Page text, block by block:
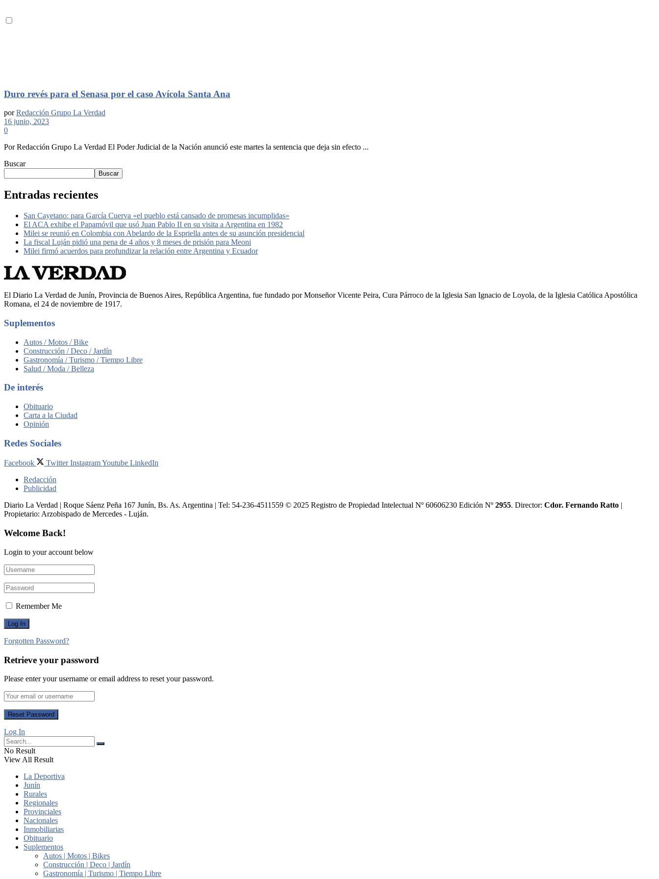
Duro revés para el Senasa por el caso Avícola Santa Ana
por Redacción Grupo La Verdad
16 junio, 2023
0
Por Redacción Grupo La Verdad El Poder Judicial de la Nación anunció este martes la sentencia que deja sin efecto ...
Buscar
Buscar
Entradas recientes
San Cayetano: para García Cuerva «el pueblo está cansado de promesas incumplidas»
El ACA exhibe el Papamóvil que usó Juan Pablo II en su visita a Argentina en 1982
Milei se reunió en Colombia con Abelardo de la Espriella antes de su asunción presidencial
La fiscal Luján pidió una pena de 4 años y 8 meses de prisión para Meoni
Milei firmó acuerdos para profundizar la relación entre Argentina y Ecuador
El Diario La Verdad de Junín, Provincia de Buenos Aires, República Argentina, fue fundado por Monseñor Vicente Peira, Cura Párroco de la Iglesia San Ignacio de Loyola, de la Iglesia Católica Apostólica
Romana, el 24 de noviembre de 1917.
Suplementos
Autos / Motos / Bike
Construcción / Deco / Jardín
Gastronomía / Turismo / Tiempo Libre
Salud / Moda / Belleza
De interés
Obituario
Carta a la Ciudad
Opinión
Redes Sociales
Facebook Twitter InstagramYoutube LinkedIn
Redacción
Publicidad
Diario La Verdad | Roque Sáenz Peña 167 Junín, Bs. As. Argentina | Tel: 54-236-4511559 © 2025 Registro de Propiedad Intelectual Nº 60606230 Edición Nº 2955. Director:​ Cdor. Fernando Ratto |
Propietario:​ Arzobispado de Mercedes - Luján.
Welcome Back!
Login to your account below
Remember Me
Forgotten Password?
Retrieve your password
Please enter your username or email address to reset your password.
Log In
No Result
View All Result
La Deportiva
Junín
Rurales
Regionales
Provinciales
Nacionales
Inmobiliarias
Obituario
Suplementos
Autos | Motos | Bikes
Construcción | Deco | Jardín
Gastronomía | Turismo | Tiempo Libre